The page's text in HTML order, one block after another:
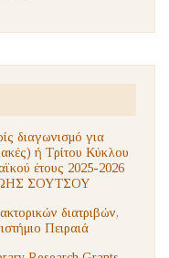
διαγωνισμό για
ή Τρίτου Κύκλου
έτους 2025-2026
ΖΩΗΣ ΣΟΥΤΣΟΥ
διατριβών,
Πειραιά